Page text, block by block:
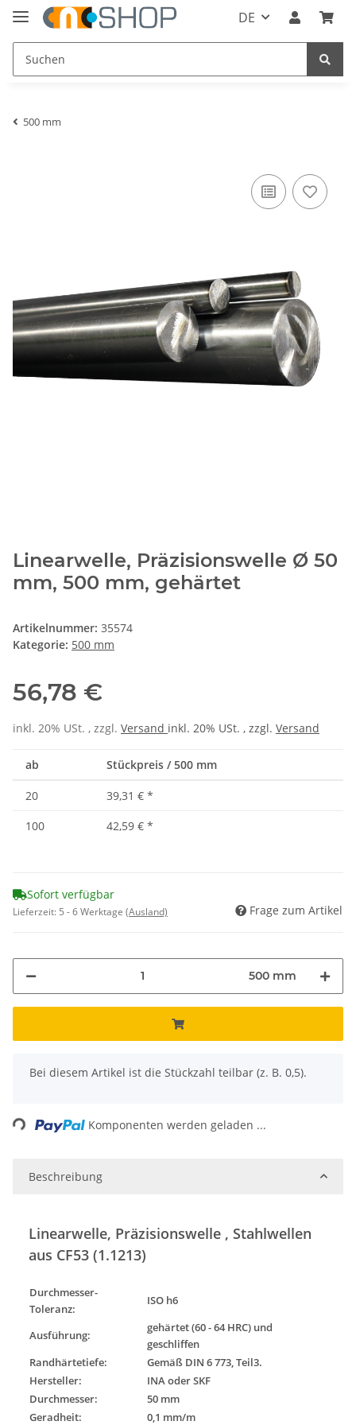
DE
500 mm
Linearwelle, Präzisionswelle Ø 50
mm, 500 mm, gehärtet
Artikelnummer: 35574
Kategorie: 500 mm
56,78 €
inkl. 20% USt. , zzgl. Versand inkl. 20% USt. , zzgl. Versand
ab Stückpreis / 500 mm
20 39,31 € *
100
42,59 € *
Sofort verfügbar
Lieferzeit: 5 - 6 Werktage (Ausland) Frage zum Artikel
500 mm
x
Bei diesem Artikel ist die Stückzahl teilbar (z. B. 0,5).
Loading... Komponenten werden geladen ...
Beschreibung
Linearwelle, Präzisionswelle , Stahlwellen
aus CF53 (1.1213)
Durchmesser-
Toleranz:
ISO h6
Ausführung:
gehärtet (60 - 64 HRC) und
geschliffen
Randhärtetiefe:
Gemäß DIN 6 773, Teil3.
Hersteller:
INA oder SKF
Durchmesser:
50 mm
Geradheit:
0,1 mm/m